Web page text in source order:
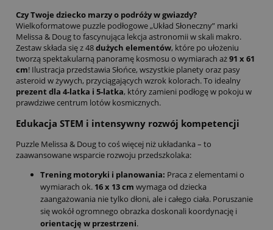
Czy Twoje dziecko marzy o podróży w gwiazdy?
Wielkoformatowe puzzle podłogowe „Układ Słoneczny” marki
Melissa & Doug to fascynująca lekcja astronomii w skali makro.
Zestaw składa się z 48dużych elementów, które po ułożeniu
tworzą spektakularną panoramę kosmosu o wymiarach aż91 x 61
cm! Ilustracja przedstawia Słońce, wszystkie planety oraz pasy
asteroid w żywych, przyciągających wzrok kolorach. To idealny
prezent dla 4-latka i 5-latka, który zamieni podłogę w pokoju w
prawdziwe centrum lotów kosmicznych.
Edukacja STEM i intensywny rozwój kompetencji
Puzzle Melissa & Doug to coś więcej niż układanka – to
zaawansowane wsparcie rozwoju przedszkolaka:
Trening motoryki i planowania: Praca z elementami o
wymiarach ok. 16 x 13 cm wymaga od dziecka
zaangażowania nie tylko dłoni, ale i całego ciała. Poruszanie
się wokół ogromnego obrazka doskonali koordynację i
orientację w przestrzeni.